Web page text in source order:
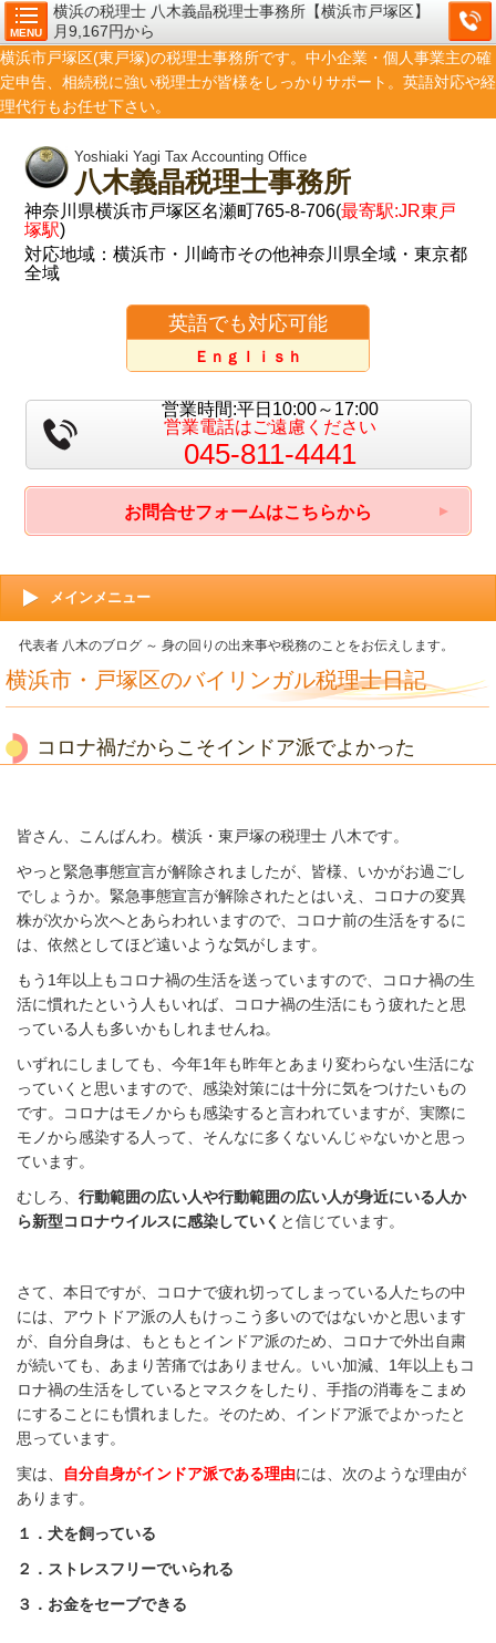
MENU
横浜の税理士 八木義晶税理士事務所【横浜市戸塚区】
月9,167円から
横浜市戸塚区(東戸塚)の税理士事務所です。中小企業・個人事業主の確
定申告、相続税に強い税理士が皆様をしっかりサポート。英語対応や経
理代行もお任せ下さい。
Yoshiaki Yagi Tax Accounting Office
八木義晶税理士事務所
神奈川県横浜市戸塚区名瀬町765-8-706(最寄駅:JR東戸
塚駅)
対応地域：横浜市・川崎市その他神奈川県全域・東京都
全域
英語でも対応可能
Ｅｎｇｌｉｓｈ
営業時間:平日10:00～17:00
営業電話はご遠慮ください
045-811-4441
お問合せフォームはこちらから
メインメニュー
代表者 八木のブログ ～ 身の回りの出来事や税務のことをお伝えします。
横浜市・戸塚区のバイリンガル税理士日記
コロナ禍だからこそインドア派でよかった
皆さん、こんばんわ。横浜・東戸塚の税理士 八木です。
やっと緊急事態宣言が解除されましたが、皆様、いかがお過ごし
でしょうか。緊急事態宣言が解除されたとはいえ、コロナの変異
株が次から次へとあらわれいますので、コロナ前の生活をするに
は、依然としてほど遠いような気がします。
もう1年以上もコロナ禍の生活を送っていますので、コロナ禍の生
活に慣れたという人もいれば、コロナ禍の生活にもう疲れたと思
っている人も多いかもしれませんね。
いずれにしましても、今年1年も昨年とあまり変わらない生活にな
っていくと思いますので、感染対策には十分に気をつけたいもの
です。コロナはモノからも感染すると言われていますが、実際に
モノから感染する人って、そんなに多くないんじゃないかと思っ
ています。
むしろ、 行動範囲の広い人や行動範囲の広い人が身近にいる人か
ら新型コロナウイルスに感染していく と信じています。
さて、本日ですが、コロナで疲れ切ってしまっている人たちの中
には、アウトドア派の人もけっこう多いのではないかと思います
が、自分自身は、もともとインドア派のため、コロナで外出自粛
が続いても、あまり苦痛ではありません。いい加減、1年以上もコ
ロナ禍の生活をしているとマスクをしたり、手指の消毒をこまめ
にすることにも慣れました。そのため、インドア派でよかったと
思っています。
実は、
自分自身がインドア派である理由には、次のような理由が
あります。
１．犬を飼っている
２．ストレスフリーでいられる
３．お金をセーブできる